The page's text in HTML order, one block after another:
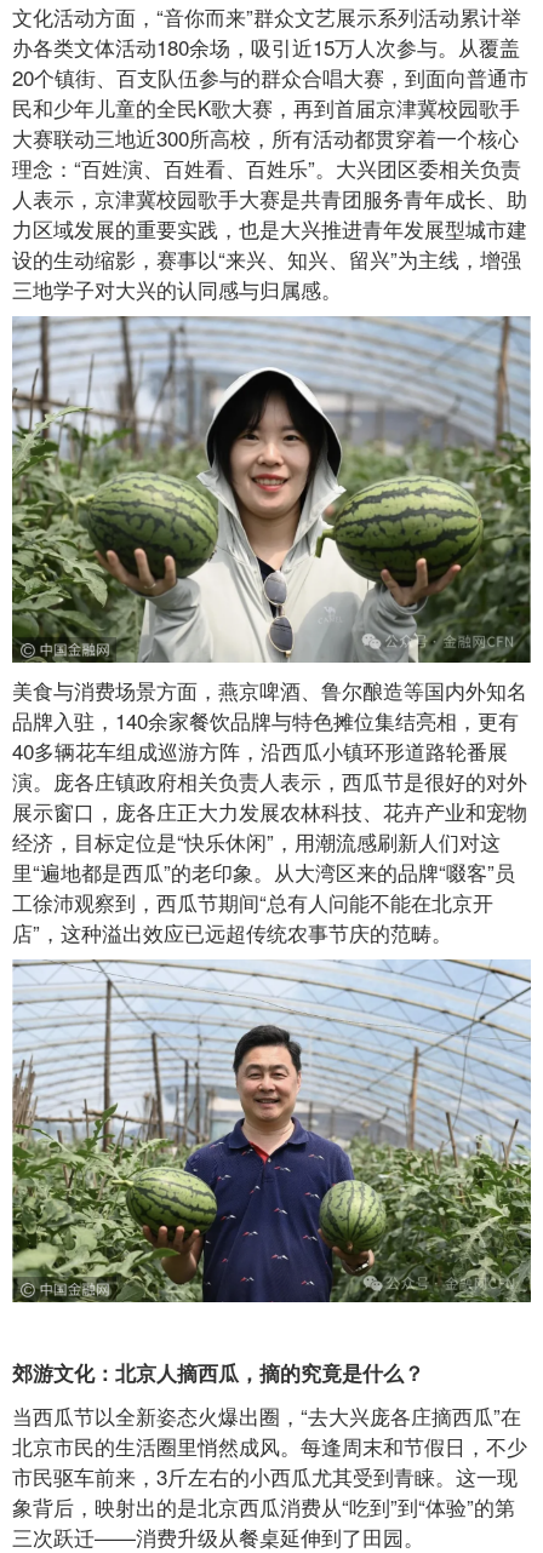
文化活动方面，“音你而来”群众文艺展示系列活动累计举
办各类文体活动180余场，吸引近15万人次参与。从覆盖
20个镇街、百支队伍参与的群众合唱大赛，到面向普通市
民和少年儿童的全民K歌大赛，再到首届京津冀校园歌手
大赛联动三地近300所高校，所有活动都贯穿着一个核心
理念：“百姓演、百姓看、百姓乐”。大兴团区委相关负责
人表示，京津冀校园歌手大赛是共青团服务青年成长、助
力区域发展的重要实践，也是大兴推进青年发展型城市建
设的生动缩影，赛事以“来兴、知兴、留兴”为主线，增强
三地学子对大兴的认同感与归属感。
美食与消费场景方面，燕京啤酒、鲁尔酿造等国内外知名
品牌入驻，140余家餐饮品牌与特色摊位集结亮相，更有
40多辆花车组成巡游方阵，沿西瓜小镇环形道路轮番展
演。庞各庄镇政府相关负责人表示，西瓜节是很好的对外
展示窗口，庞各庄正大力发展农林科技、花卉产业和宠物
经济，目标定位是“快乐休闲”，用潮流感刷新人们对这
里“遍地都是西瓜”的老印象。从大湾区来的品牌“啜客”员
工徐沛观察到，西瓜节期间“总有人问能不能在北京开
店”，这种溢出效应已远超传统农事节庆的范畴。
郊游文化：北京人摘西瓜，摘的究竟是什么？
当西瓜节以全新姿态火爆出圈，“去大兴庞各庄摘西瓜”在
北京市民的生活圈里悄然成风。每逢周末和节假日，不少
市民驱车前来，3斤左右的小西瓜尤其受到青睐。这一现
象背后，映射出的是北京西瓜消费从“吃到”到“体验”的第
三次跃迁——消费升级从餐桌延伸到了田园。